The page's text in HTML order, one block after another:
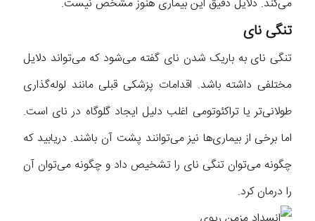
تنگی نای
تنگی نای به باریک شدن نای گفته می‌شود که می‌تواند دلایل
مختلفی داشته باشد. اقدامات پزشکی قبلی مانند لوله‌گذاری
طولانی‌تر یا تراکئوتومی اغلب دلیل ایجاد گلوگاه در نای است.
اما برخی از بیماری‌ها نیز می‌توانند پشت آن باشند. دریابید که
چگونه می‌توان تنگی نای را تشخیص داد و چگونه می‌توان آن
را درمان کرد.